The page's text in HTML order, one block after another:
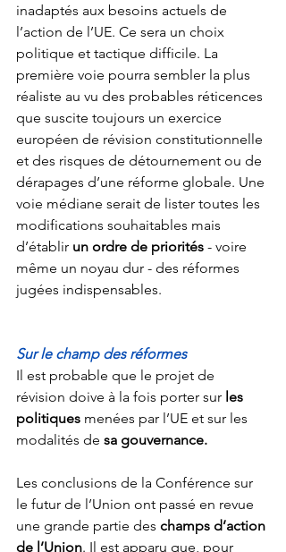
inadaptés aux besoins actuels de
l’action de l’UE. Ce sera un choix
politique et tactique difficile. La
première voie pourra sembler la plus
réaliste au vu des probables réticences
que suscite toujours un exercice
européen de révision constitutionnelle
et des risques de détournement ou de
dérapages d’une réforme globale. Une
voie médiane serait de lister toutes les
modifications souhaitables mais
d’établir un ordre de priorités - voire
même un noyau dur - des réformes
jugées indispensables.
Sur le champ des réformes
Il est probable que le projet de
révision doive à la fois porter sur les
politiques menées par l’UE et sur les
modalités de sa gouvernance.
Les conclusions de la Conférence sur
le futur de l’Union ont passé en revue
une grande partie des champs d’action
de l’Union. Il est apparu que, pour